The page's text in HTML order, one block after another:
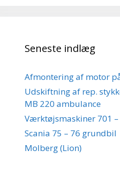
Seneste indlæg
Afmontering af motor
Udskiftning af rep.
MB 220 ambulance
Værktøjsmaskiner 701 –
Scania 75 – 76 grundbil
Molberg (Lion)